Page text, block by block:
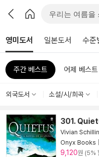
영미도서 일본도서 수준
주간 베스트 어제 베스트
외국도서 소설/시/희곡
301.
Vivian
Onyx Books
9,120원 (5%